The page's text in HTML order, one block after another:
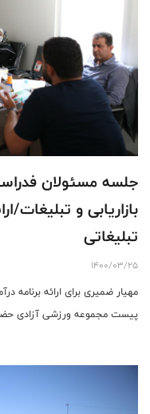
جلسه مسئولان
بازاریابی و تبلیغات/
تبلیغاتی
1400/03/25
مهیار ضمیری برای ارائه برنامه
پیست مجموعه ورزشی آزادی